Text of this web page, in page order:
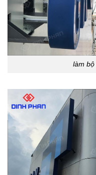
làm